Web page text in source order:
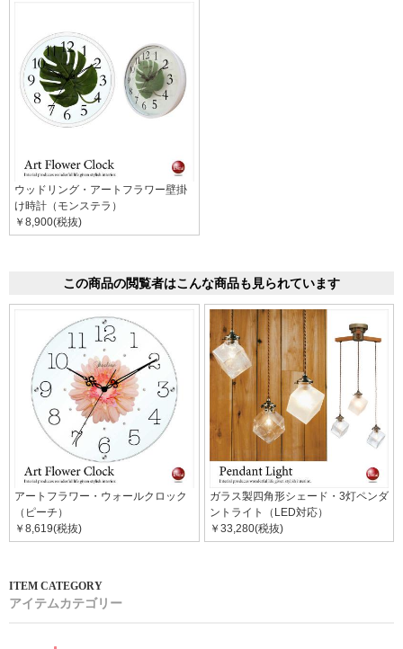
ウッドリング・アートフラワー壁掛
け時計（モンステラ）
￥8,900(税抜)
この商品の閲覧者はこんな商品も見られています
アートフラワー・ウォールクロック
（ピーチ）
￥8,619(税抜)
ガラス製四角形シェード・3灯ペンダ
ントライト（LED対応）
￥33,280(税抜)
アイテムカテゴリー